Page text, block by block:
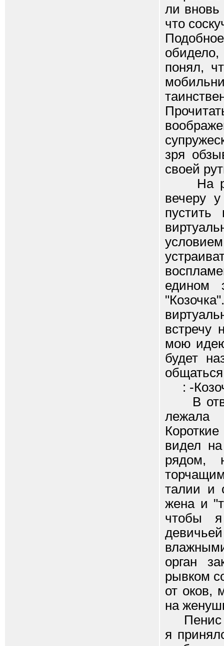
ли вновь
что
понял,
зря
своей
На
вечеру
едином
встречу
мою
будет
: -
В
лежала
видел
рядом,
талии и
жена и
чтобы
орган
рывком
от оков,
на
Пенис
я